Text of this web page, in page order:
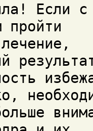
Если с
пройти